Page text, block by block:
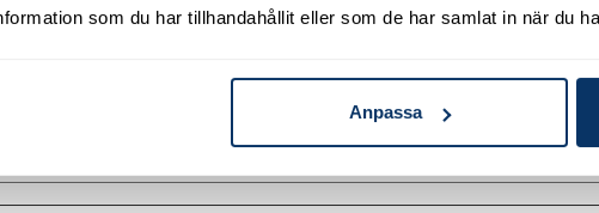
som du har tillhandahållit eller som de har samlat in när du
Anpassa
Google
This cookie is used to
Used to check if the user's